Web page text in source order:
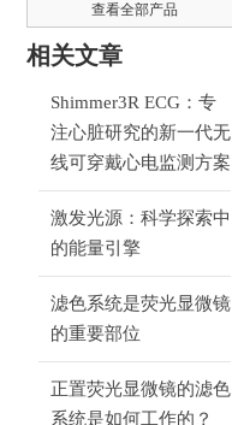
查看全部产品
相关文章
Shimmer3R ECG：专
注心脏研究的新一代无
线可穿戴心电监测方案
激发光源：科学探索中
的能量引擎
滤色系统是荧光显微镜
的重要部位
正置荧光显微镜的滤色
系统是如何工作的？